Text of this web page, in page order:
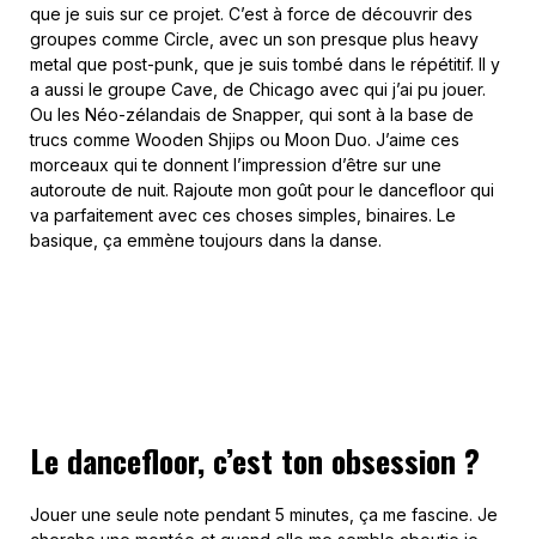
que je suis sur ce projet. C’est à force de découvrir des
groupes comme Circle, avec un son presque plus heavy
metal que post-punk, que je suis tombé dans le répétitif. Il y
a aussi le groupe Cave, de Chicago avec qui j’ai pu jouer.
Ou les Néo-zélandais de Snapper, qui sont à la base de
trucs comme Wooden Shjips ou Moon Duo. J’aime ces
morceaux qui te donnent l’impression d’être sur une
autoroute de nuit. Rajoute mon goût pour le dancefloor qui
va parfaitement avec ces choses simples, binaires. Le
basique, ça emmène toujours dans la danse.
Le dancefloor, c’est ton obsession ?
Jouer une seule note pendant 5 minutes, ça me fascine. Je